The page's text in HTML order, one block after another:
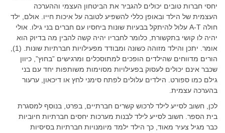
יחסי חברות טובים יכולים להגביר את הביטחון העצמי וההערכה
העצמית של הילד ובאופן כללי להשפיע לטובה על איכות חייו. אולם, ילד
חולה A-T עלול להיתקל בבעיות שונות ביחסיו עם חברים בני גילו. אולי
יהיה לו קושי בתקשורת, כלומר לחבריו יהיה קשה להבין מה בדיוק הוא
אומר. יתכן והילד מזוהה כשונה ומבודד מפעילויות חברתיות שונות. (1),
הורים מדווחים שהילדים הופכים למתוסכלים ומרגישים ”בחוץ”, כיוון
שכבר אינם יכולים לעסוק בפעילויות מסוימות משותפות יחד עם בני
גילם כמו ספורט. הילדים עלולים לפתח סימני לחץ או דיכאון, ערעור
בהערכה עצמית.
לכן, חשוב לסייע לילד לרכוש קשרים חברתיים, בפרט, בנוסף למסגרת
בית הספר. חשוב לסייע לילד לבנות מערכות יחסים חברתיות חיוביות
כבר מגיל צעיר מאוד, כך הילד ילמד מיומנויות חברתיות בסיסיות